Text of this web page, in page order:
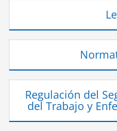
Regulación del
del Trabajo y